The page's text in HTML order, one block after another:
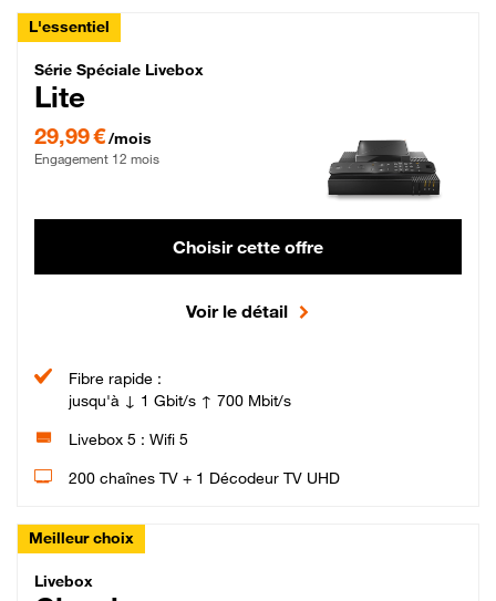
L'essentiel
Série Spéciale Livebox Lite Fibre
Série Spéciale Livebox
Lite
29,99 €/mois
Engagement 12 mois
Choisir cette offre
Voir le détail
Fibre rapide :
jusqu'à ↓ 1 Gbit/s ↑ 700 Mbit/s
Livebox 5 : Wifi 5
200 chaînes TV + 1 Décodeur TV UHD
Meilleur choix
Livebox Classic Fibre
Livebox